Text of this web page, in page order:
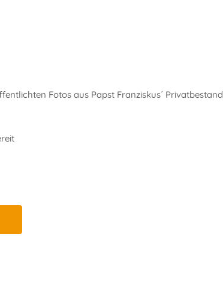
Fotos aus Papst Franziskus´ Privatbestand